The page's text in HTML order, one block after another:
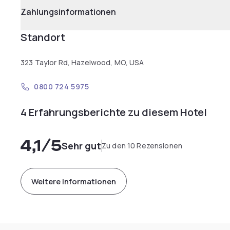
Zahlungsinformationen
Standort
323 Taylor Rd, Hazelwood, MO, USA
0800 724 5975
4 Erfahrungsberichte zu diesem Hotel
4,1/5Sehr gutZu den 10 Rezensionen
Weitere Informationen